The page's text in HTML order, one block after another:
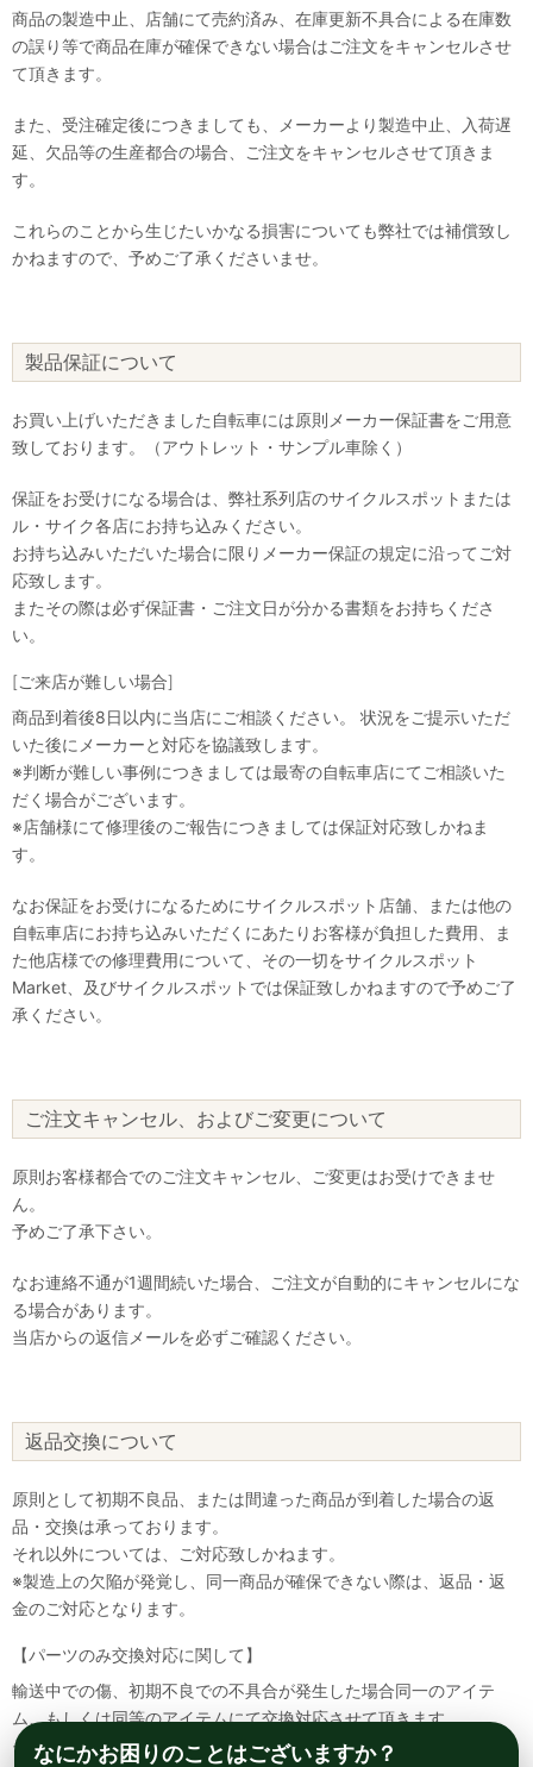
商品の製造中止、店舗にて売約済み、在庫更新不具合による在庫数
の誤り等で商品在庫が確保できない場合はご注文をキャンセルさせ
て頂きます。
また、受注確定後につきましても、メーカーより製造中止、入荷遅
延、欠品等の生産都合の場合、ご注文をキャンセルさせて頂きま
す。
これらのことから生じたいかなる損害についても弊社では補償致し
かねますので、予めご了承くださいませ。
製品保証について
お買い上げいただきました自転車には原則メーカー保証書をご用意
致しております。（アウトレット・サンプル車除く）
保証をお受けになる場合は、弊社系列店のサイクルスポットまたは
ル・サイク各店にお持ち込みください。
お持ち込みいただいた場合に限りメーカー保証の規定に沿ってご対
応致します。
またその際は必ず保証書・ご注文日が分かる書類をお持ちくださ
い。
[ご来店が難しい場合]
商品到着後8日以内に当店にご相談ください。 状況をご提示いただ
いた後にメーカーと対応を協議致します。
※判断が難しい事例につきましては最寄の自転車店にてご相談いた
だく場合がございます。
※店舗様にて修理後のご報告につきましては保証対応致しかねま
す。
なお保証をお受けになるためにサイクルスポット店舗、または他の
自転車店にお持ち込みいただくにあたりお客様が負担した費用、ま
た他店様での修理費用について、その一切をサイクルスポット
Market、及びサイクルスポットでは保証致しかねますので予めご了
承ください。
ご注文キャンセル、およびご変更について
原則お客様都合でのご注文キャンセル、ご変更はお受けできませ
ん。
予めご了承下さい。
なお連絡不通が1週間続いた場合、ご注文が自動的にキャンセルにな
る場合があります。
当店からの返信メールを必ずご確認ください。
返品交換について
原則として初期不良品、または間違った商品が到着した場合の返
品・交換は承っております。
それ以外については、ご対応致しかねます。
※製造上の欠陥が発覚し、同一商品が確保できない際は、返品・返
金のご対応となります。
【パーツのみ交換対応に関して】
輸送中での傷、初期不良での不具合が発生した場合同一のアイテ
ム、もしくは同等のアイテムにて交換対応させて頂きます。
その場合該当部品を着払いにて返送して頂く必要が御座いますので
なにかお困りのことはございますか？